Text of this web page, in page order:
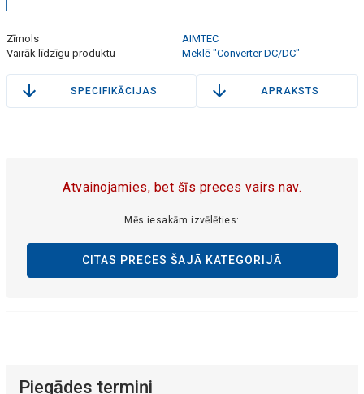
Zīmols
AIMTEC
Vairāk līdzīgu produktu
Meklē "Converter DC/DC"
SPECIFIKĀCIJAS APRAKSTS
Atvainojamies, bet šīs preces vairs nav.
Mēs iesakām izvēlēties:
CITAS PRECES ŠAJĀ KATEGORIJĀ
Piegādes termiņi